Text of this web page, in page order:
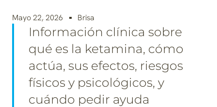
Mayo 22, 2026 Brisa
Información clínica sobre
qué es la ketamina, cómo
actúa, sus efectos, riesgos
físicos y psicológicos, y
cuándo pedir ayuda